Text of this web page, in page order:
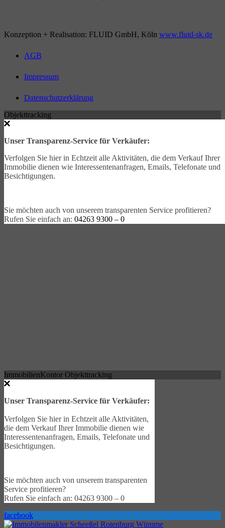
Konzeption + Realisation: FLUID GmbH, Köln www.fluid-sk.de
AGB
Impressum
Datenschutzerklärung
Objekttracking
Unser Transparenz-Service für Verkäufer:
Verfolgen Sie hier in Echtzeit alle Aktivitäten, die dem Verkauf Ihrer
Immobilie dienen wie Interessentenanfragen, Emails, Telefonate und
Besichtigungen.
Sie möchten auch von unserem transparenten Service profitieren?
Rufen Sie einfach an: 04263 9300 – 0
ImmobilienKontor Objekttracking
Unser Transparenz-Service für Verkäufer:
Verfolgen Sie hier in Echtzeit alle Aktivitäten,
die dem Verkauf Ihrer Immobilie dienen wie
Interessentenanfragen, Emails, Telefonate und
Besichtigungen.
Sie möchten auch von unserem transparenten
Service profitieren?
Rufen Sie einfach an: 04263 9300 – 0
facebook